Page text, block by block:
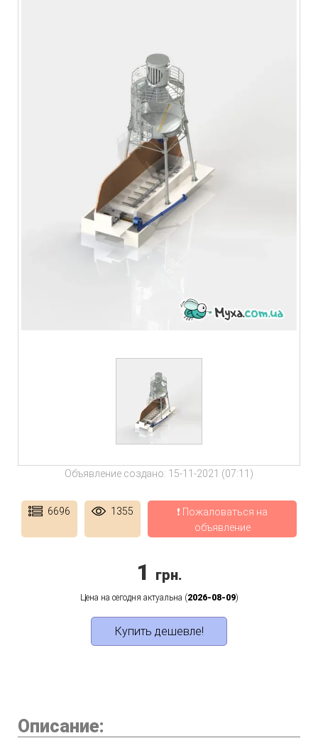
Объявление создано: 15-11-2021 (07:11)
6696 1355
❗ Пожаловаться на
объявление
1 грн.
Цена на сегодня актуальна (2026-08-09)
Купить дешевле!
Описание: